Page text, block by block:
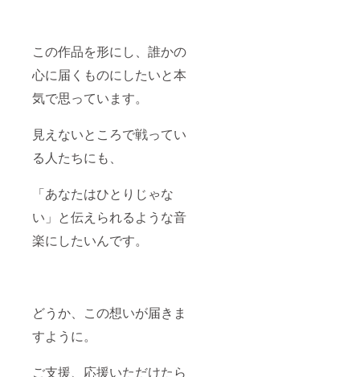
この作品を形にし、誰かの
心に届くものにしたいと本
気で思っています。
見えないところで戦ってい
る人たちにも、
「あなたはひとりじゃな
い」と伝えられるような音
楽にしたいんです。
どうか、この想いが届きま
すように。
ご支援、応援いただけたら